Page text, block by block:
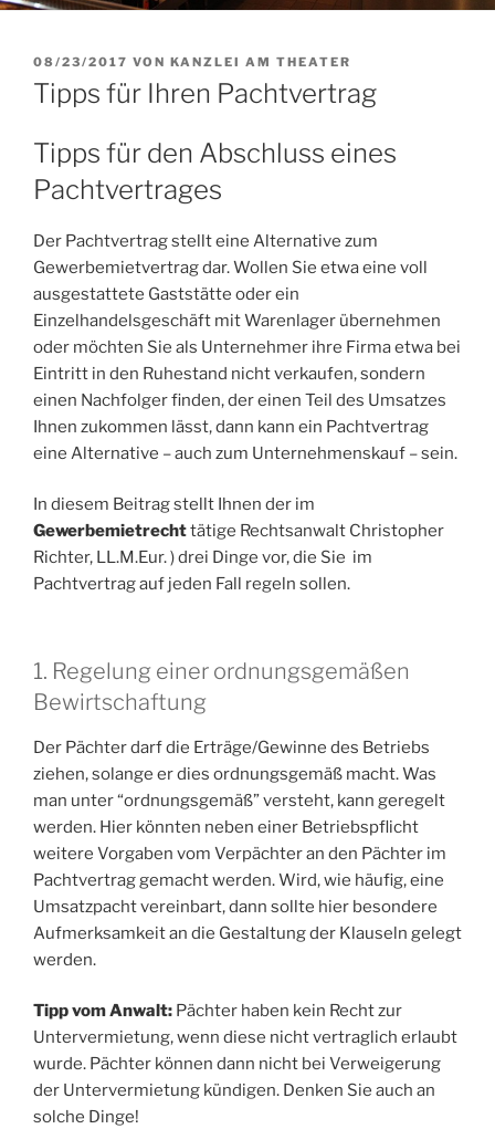
VERÖFFENTLICHT
AM
08/23/2017 VON KANZLEI AM THEATER
Tipps für Ihren Pachtvertrag
Tipps für den Abschluss eines
Pachtvertrages
Der Pachtvertrag stellt eine Alternative zum
Gewerbemietvertrag dar. Wollen Sie etwa eine voll
ausgestattete Gaststätte oder ein
Einzelhandelsgeschäft mit Warenlager übernehmen
oder möchten Sie als Unternehmer ihre Firma etwa bei
Eintritt in den Ruhestand nicht verkaufen, sondern
einen Nachfolger finden, der einen Teil des Umsatzes
Ihnen zukommen lässt, dann kann ein Pachtvertrag
eine Alternative – auch zum Unternehmenskauf – sein.
In diesem Beitrag stellt Ihnen der im
Gewerbemietrechttätige Rechtsanwalt Christopher
Richter, LL.M.Eur. ) drei Dinge vor, die Sie im
Pachtvertrag auf jeden Fall regeln sollen.
1. Regelung einer ordnungsgemäßen
Bewirtschaftung
Der Pächter darf die Erträge/Gewinne des Betriebs
ziehen, solange er dies ordnungsgemäß macht. Was
man unter “ordnungsgemäß” versteht, kann geregelt
werden. Hier könnten neben einer Betriebspflicht
weitere Vorgaben vom Verpächter an den Pächter im
Pachtvertrag gemacht werden. Wird, wie häufig, eine
Umsatzpacht vereinbart, dann sollte hier besondere
Aufmerksamkeit an die Gestaltung der Klauseln gelegt
werden.
Tipp vom Anwalt: Pächter haben kein Recht zur
Untervermietung, wenn diese nicht vertraglich erlaubt
wurde. Pächter können dann nicht bei Verweigerung
der Untervermietung kündigen. Denken Sie auch an
solche Dinge!